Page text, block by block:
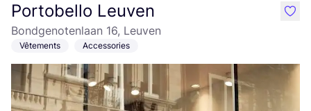
Portobello Leuven
Bondgenotenlaan 16, Leuven
Vêtements Accessories
like